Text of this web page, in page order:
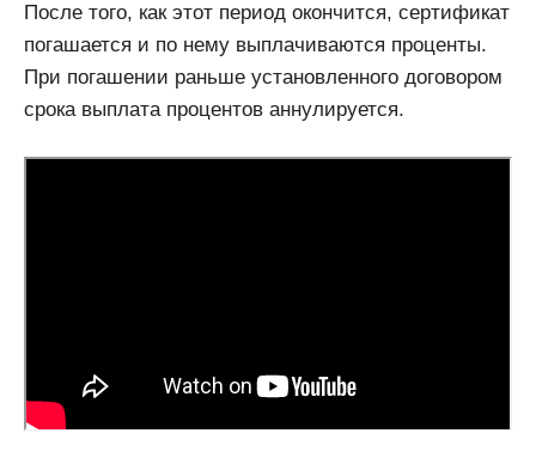
После того, как этот период окончится, сертификат
погашается и по нему выплачиваются проценты.
При погашении раньше установленного договором
срока выплата процентов аннулируется.